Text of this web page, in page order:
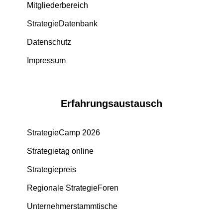
Mitgliederbereich
StrategieDatenbank
Datenschutz
Impressum
Erfahrungsaustausch
StrategieCamp 2026
Strategietag online
Strategiepreis
Regionale StrategieForen
Unternehmerstammtische